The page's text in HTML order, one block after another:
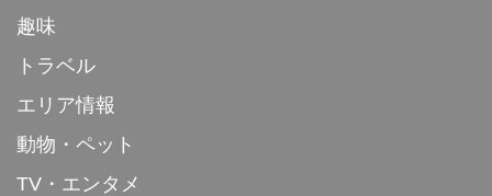
趣味
トラベル
エリア情報
動物・ペット
TV・エンタメ